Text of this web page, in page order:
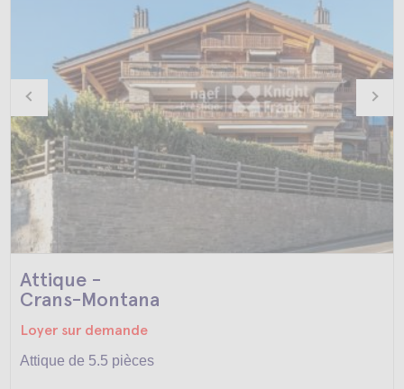
Attique -
Crans-Montana
Loyer sur demande
Attique de 5.5 pièces